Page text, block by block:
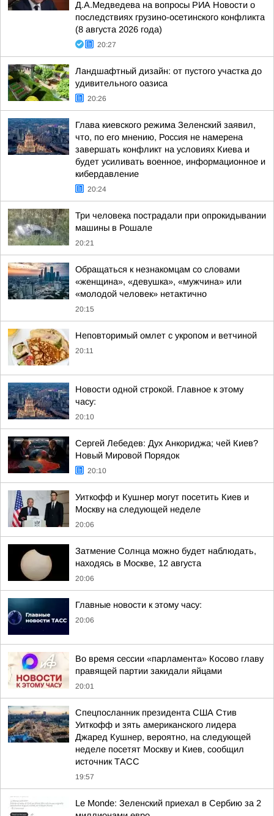
Д.А.Медведева на вопросы РИА Новости о
последствиях грузино-осетинского конфликта
(8 августа 2026 года)
20:27
Ландшафтный дизайн: от пустого участка до
удивительного оазиса
20:26
Глава киевского режима Зеленский заявил,
что, по его мнению, Россия не намерена
завершать конфликт на условиях Киева и
будет усиливать военное, информационное и
кибердавление
20:24
Три человека пострадали при опрокидывании
машины в Рошале
20:21
Обращаться к незнакомцам со словами
«женщина», «девушка», «мужчина» или
«молодой человек» нетактично
20:15
Неповторимый омлет с укропом и ветчиной
20:11
Новости одной строкой. Главное к этому
часу:
20:10
Сергей Лебедев: Дух Анкориджа; чей Киев?
Новый Мировой Порядок
20:10
Уиткофф и Кушнер могут посетить Киев и
Москву на следующей неделе
20:06
Затмение Солнца можно будет наблюдать,
находясь в Москве, 12 августа
20:06
Главные новости к этому часу:
20:06
Во время сессии «парламента» Косово главу
правящей партии закидали яйцами
20:01
Спецпосланник президента США Стив
Уиткофф и зять американского лидера
Джаред Кушнер, вероятно, на следующей
неделе посетят Москву и Киев, сообщил
источник ТАСС
19:57
Le Monde: Зеленский приехал в Сербию за 2